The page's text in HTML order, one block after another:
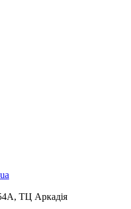
ТЦ Аркадія